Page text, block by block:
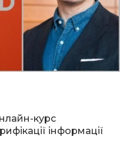
курс
інформації